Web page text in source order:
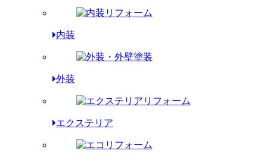
内装
外装
エクステリア